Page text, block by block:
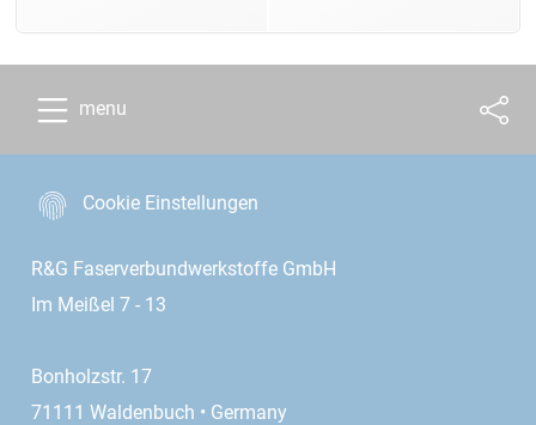
menu
Cookie Einstellungen
R&G Faserverbundwerkstoffe GmbH
Im Meißel 7 - 13
Bonholzstr. 17
71111 Waldenbuch • Germany